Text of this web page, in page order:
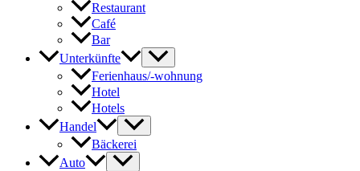
Restaurant
Café
Bar
Unterkünfte
Ferienhaus/-wohnung
Hotel
Hotels
Handel
Bäckerei
Auto